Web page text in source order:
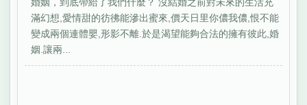
滿幻想,愛情甜的彷彿能滲出蜜來,價天日里你儂我儂,恨不能
變成兩個連體嬰,形影不離.於是渴望能夠合法的擁有彼此,婚
姻.讓兩...